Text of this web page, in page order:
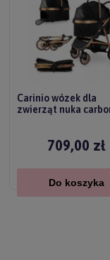
Carinio wózek dla
zwierząt nuka
709,00 zł
Do koszyka